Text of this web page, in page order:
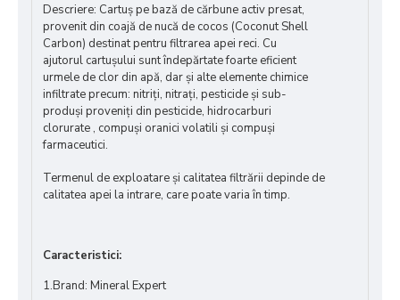
Descriere: Cartușpe bază de cărbune activpresat,
provenit din coajă de nucă de cocos (Coconut Shell
Carbon) destinat pentru filtrarea apei reci. Cu
ajutorul cartușului sunt îndepărtate foarte eficient
urmele de clor din apă, dar și alte elemente chimice
infiltrate precum: nitriți, nitrați, pesticide și sub-
produși proveniți din pesticide, hidrocarburi
clorurate , compuși oranici volatili și compuși
farmaceutici.
Termenul de exploatare și calitatea filtrării depinde de
calitatea apei la intrare, care poate varia în timp.
Caracteristici:
1.Brand: Mineral Expert